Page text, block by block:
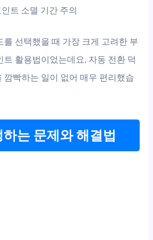
트 소멸 기간 주의
를 선택했을 때 가장 크게 고려한 부
트 활용법이었는데요, 자동 전환 덕
깜빡하는 일이 없어 매우 편리했습
는 문제와 해결법